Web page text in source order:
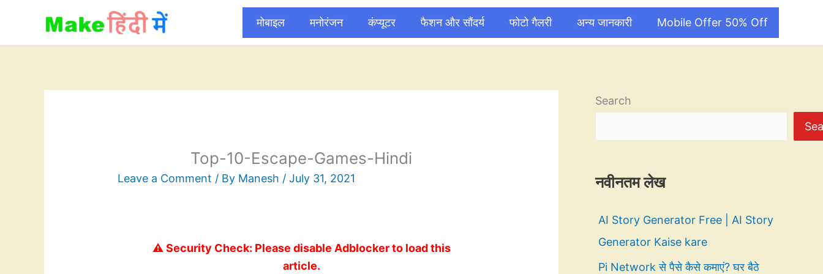
content
मोबाइल मनोरंजन कंप्यूटर फैशन और सौंदर्य फोटो गैलरी अन्य जानकारी Mobile Offer 50% Off
Top-10-Escape-Games-Hindi
Leave a Comment / By Manesh /July 31, 2021
⚠️ Security Check: Please disable Adblocker to load this
article.
Search
नवीनतम लेख
AI Story Generator Free | AI Story
Generator Kaise kare
Pi Network से पैसे कैसे कमाएं? घर बैठे